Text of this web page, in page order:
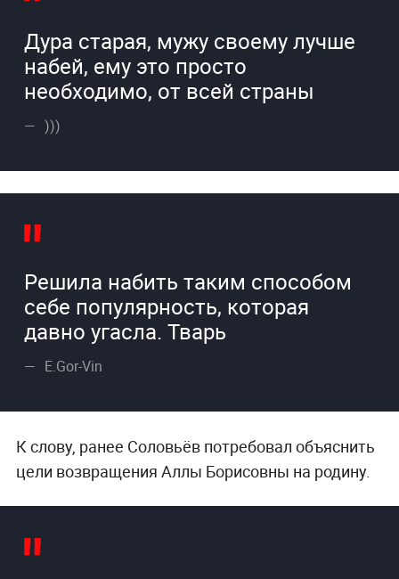
Дура старая, мужу своему лучше
набей, ему это просто
необходимо, от всей страны
)))
Решила набить таким способом
себе популярность, которая
давно угасла. Тварь
E.Gor-Vin
К слову, ранее Соловьёв потребовал объяснить
цели возвращения Аллы Борисовны на родину.